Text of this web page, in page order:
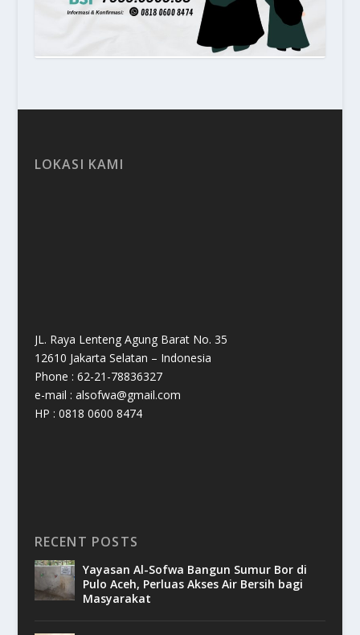
LOKASI KAMI
JL. Raya Lenteng Agung Barat No. 35
12610 Jakarta Selatan – Indonesia
Phone : 62-21-78836327
e-mail : alsofwa@gmail.com
HP : 0818 0600 8474
RECENT POSTS
Yayasan Al-Sofwa Bangun Sumur Bor di
Pulo Aceh, Perluas Akses Air Bersih bagi
Masyarakat